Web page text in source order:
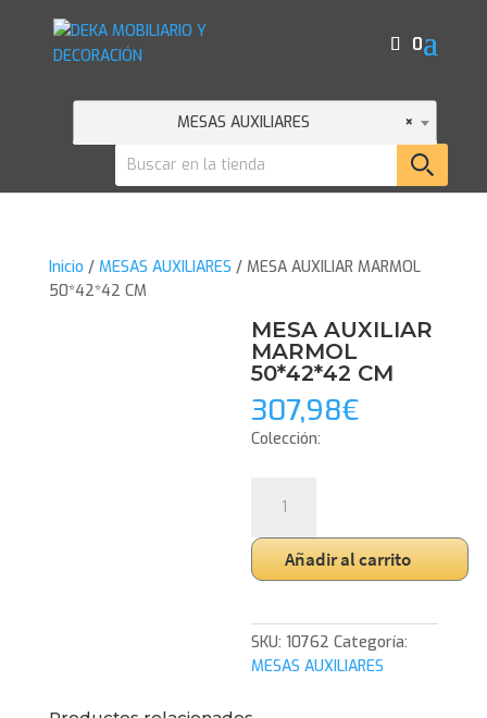
0
×
MESAS AUXILIARES
Inicio / MESAS AUXILIARES / MESA AUXILIAR MARMOL
50*42*42 CM
MESA AUXILIAR
MARMOL
50*42*42 CM
307,98€
Colección:
AUXILIAR
MARMOL
50*42*42
CM
Añadir al carrito
SKU:10762 Categoría:
MESAS AUXILIARES